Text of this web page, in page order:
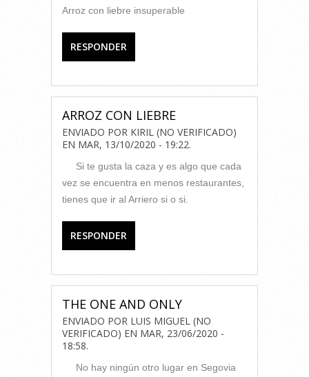
Arroz con liebre insuperable
RESPONDER
ARROZ CON LIEBRE
ENVIADO POR KIRIL (NO VERIFICADO)
EN MAR, 13/10/2020 - 19:22.
Si te gusta la caza y es algo que cada
vez se encuentra en menos restaurantes,
tienes que ir al Arriero si o si.
RESPONDER
THE ONE AND ONLY
ENVIADO POR LUIS MIGUEL (NO
VERIFICADO) EN MAR, 23/06/2020 -
18:58.
No hay ningún otro lugar en Segovia